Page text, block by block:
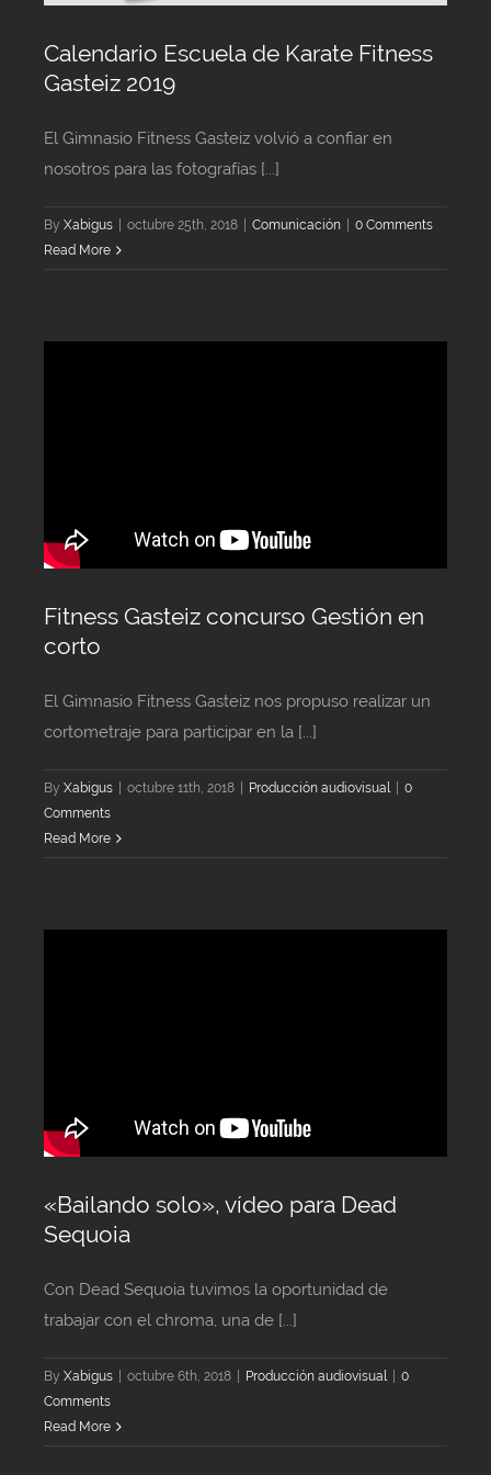
Calendario Escuela de Karate Fitness
Gasteiz 2019
El Gimnasio Fitness Gasteiz volvió a confiar en
nosotros para las fotografías [...]
By Xabigus octubre 25th, 2018 Comunicación
0 Comments
Read More
Fitness Gasteiz concurso Gestión en
corto
El Gimnasio Fitness Gasteiz nos propuso realizar un
cortometraje para participar en la [...]
By Xabigus octubre 11th, 2018 Producción audiovisual
0
Comments
Read More
«Bailando solo», vídeo para Dead
Sequoia
Con Dead Sequoia tuvimos la oportunidad de
trabajar con el chroma, una de [...]
By Xabigus octubre 6th, 2018 Producción audiovisual
0
Comments
Read More